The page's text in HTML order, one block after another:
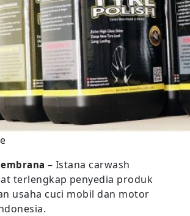
– Istana carwash
terlengkap penyedia produk
usaha cuci mobil dan motor